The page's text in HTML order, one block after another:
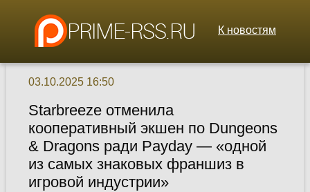
К новостям
03.10.2025 16:50
Starbreeze отменила
кооперативный экшен по Dungeons
& Dragons ради Payday — «одной
из самых знаковых франшиз в
игровой индустрии»